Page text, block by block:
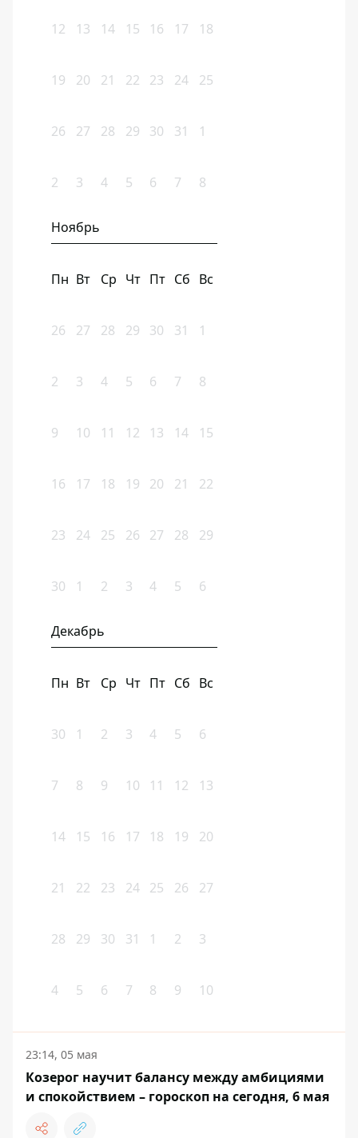
12 13 14 15 16 17 18
19 20 21 22 23 24 25
26 27 28 29 30 31 1
2 3 4 5 6 7 8
Ноябрь
Пн Вт Ср Чт Пт Сб Вс
26 27 28 29 30 31 1
2 3 4 5 6 7 8
9 10 11 12 13 14 15
16 17 18 19 20 21 22
23 24 25 26 27 28 29
30 1 2 3 4 5 6
Декабрь
Пн Вт Ср Чт Пт Сб Вс
30 1 2 3 4 5 6
7 8 9 10 11 12 13
14 15 16 17 18 19 20
21 22 23 24 25 26 27
28 29 30 31 1 2 3
4 5 6 7 8 9 10
23:14, 05 мая
Козерог научит балансу между амбициями
и спокойствием – гороскоп на сегодня, 6 мая